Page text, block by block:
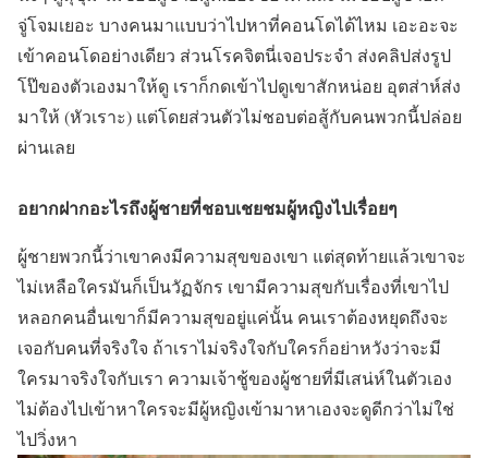
จู่โจมเยอะ บางคนมาแบบว่าไปหาที่คอนโดได้ไหม เอะอะจะ
เข้าคอนโดอย่างเดียว ส่วนโรคจิตนี่เจอประจำ ส่งคลิปส่งรูป
โป๊ของตัวเองมาให้ดู เราก็กดเข้าไปดูเขาสักหน่อย อุตส่าห์ส่ง
มาให้ (หัวเราะ) แต่โดยส่วนตัวไม่ชอบต่อสู้กับคนพวกนี้ปล่อย
ผ่านเลย
อยากฝากอะไรถึงผู้ชายที่ชอบเชยชมผู้หญิงไปเรื่อยๆ
ผู้ชายพวกนี้ว่าเขาคงมีความสุขของเขา แต่สุดท้ายแล้วเขาจะ
ไม่เหลือใครมันก็เป็นวัฏจักร เขามีความสุขกับเรื่องที่เขาไป
หลอกคนอื่นเขาก็มีความสุขอยู่แค่นั้น คนเราต้องหยุดถึงจะ
เจอกับคนที่จริงใจ ถ้าเราไม่จริงใจกับใครก็อย่าหวังว่าจะมี
ใครมาจริงใจกับเรา ความเจ้าชู้ของผู้ชายที่มีเสน่ห์ในตัวเอง
ไม่ต้องไปเข้าหาใครจะมีผู้หญิงเข้ามาหาเองจะดูดีกว่าไม่ใช่
ไปวิ่งหา